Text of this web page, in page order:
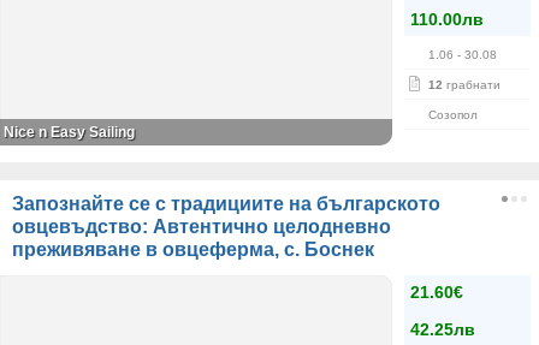
110.00лв
1.06 - 30.08
12 грабнати
Созопол
Nice n Easy Sailing
Запознайте се с традициите на българското
овцевъдство: Автентично целодневно
преживяване в овцеферма, с. Боснек
21.60€
42.25лв